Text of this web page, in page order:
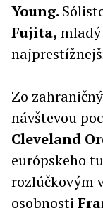
Young.
Fujita,
Zo
návštevou
Cleveland
európskeho
rozlúčkovým
osobnosti